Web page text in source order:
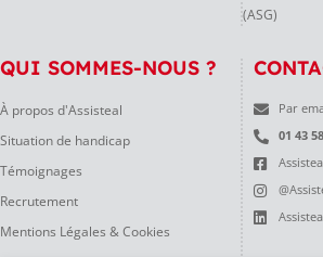
(ASG)
QUI SOMMES-NOUS ?
À propos d'Assisteal
Situation de handicap
Témoignages
Recrutement
Mentions Légales & Cookies
Par
01 43